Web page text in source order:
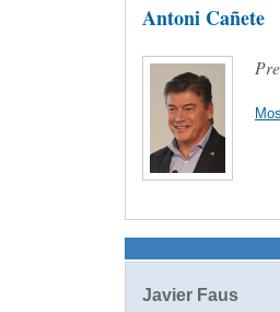
Antoni Cañete
Javier Faus